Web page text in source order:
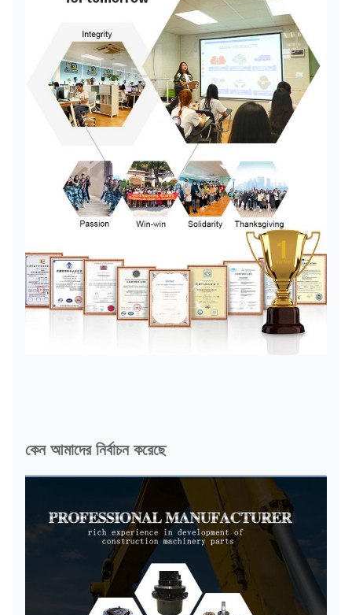
কেন আমাদের নির্বাচন করেছে